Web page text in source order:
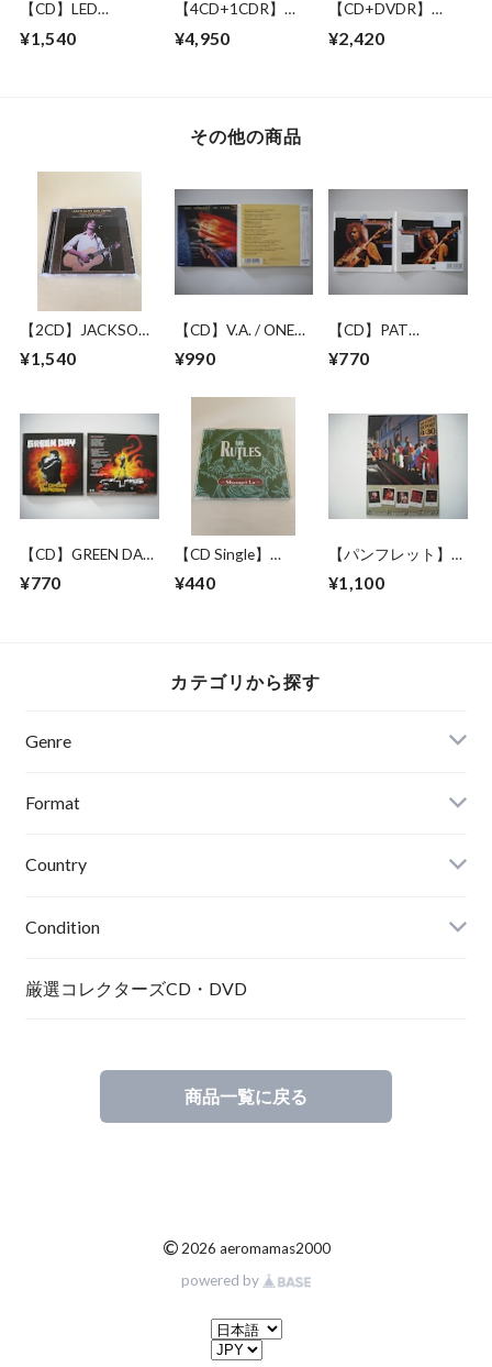
【CD】LED
ZEPPELIN
¥1,540
【4CD+1CDR】
RAVING LUNATICS
¥4,950
【CD+DVDR】
COLLECTION
¥2,420
その他の商品
【2CD】JACKSON
BROWNE / LONG
BEACH 1978 MIKE
¥1,540
【CD】V.A. / ONE
MOMENT IN TIME
¥990
【CD】PAT
METHENY GROUP /
IN CONCERT
¥770
【CD】GREEN DAY
/ 21ST CENTURY
BREAKDOWN
¥770
【CD Single】
RUTLES / Shangri-
La
¥440
【パンフレット】
WEATHER REPORT
JAPAN TOUR 1980
¥1,100
カテゴリから探す
Genre
Format
Country
Condition
厳選コレクターズCD・DVD
商品一覧に戻る
© 2026 aeromamas2000
powered by